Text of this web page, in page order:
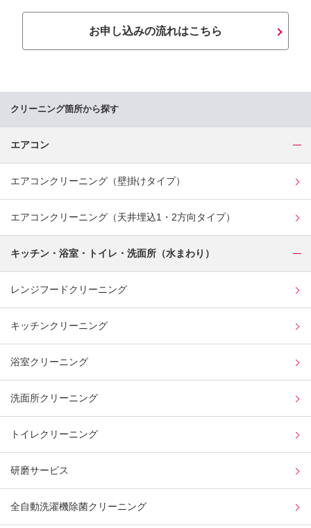
お申し込みの流れはこちら
クリーニング箇所から探す
エアコン
エアコンクリーニング（壁掛けタイプ）
エアコンクリーニング（天井埋込1・2方向タイプ）
キッチン・浴室・トイレ・洗面所（水まわり）
レンジフードクリーニング
キッチンクリーニング
浴室クリーニング
洗面所クリーニング
トイレクリーニング
研磨サービス
全自動洗濯機除菌クリーニング